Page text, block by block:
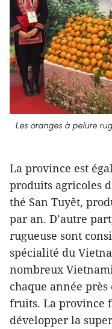
Les oranges à pelure
La province est
produits agricoles
thé San Tuyêt,
par an. D’autre
rugueuse sont
spécialité du
nombreux
chaque année près
fruits. La province
développer la